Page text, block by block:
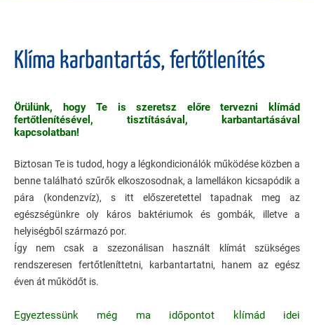
Klíma karbantartás, fertőtlenítés
Örülünk, hogy Te is szeretsz előre tervezni klímád
fertőtlenítésével, tisztításával, karbantartásával
kapcsolatban!
Biztosan Te is tudod, hogy a légkondicionálók működése közben a
benne található szűrők elkoszosodnak, a lamellákon kicsapódik a
pára (kondenzvíz), s itt előszeretettel tapadnak meg az
egészségünkre oly káros baktériumok és gombák, illetve a
helyiségből származó por.
Így nem csak a szezonálisan használt klímát szükséges
rendszeresen fertőtleníttetni, karbantartatni, hanem az egész
éven át működőt is.
Egyeztessünk még ma időpontot klímád idei